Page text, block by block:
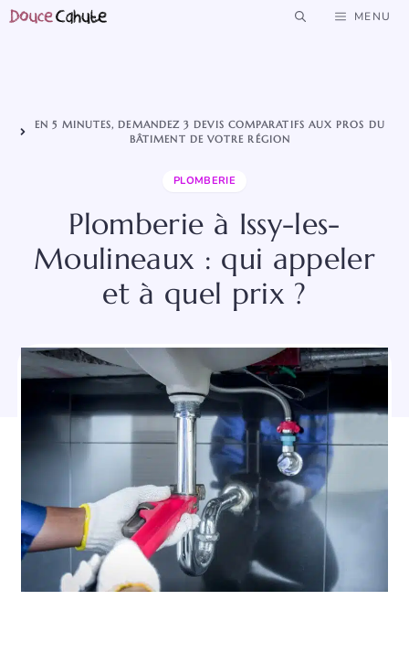
Aller
MENU
EN 5 MINUTES, DEMANDEZ 3 DEVIS COMPARATIFS AUX PROS DU
BÂTIMENT DE VOTRE RÉGION
PLOMBERIE
Plomberie à Issy-les-
Moulineaux : qui appeler
et à quel prix ?